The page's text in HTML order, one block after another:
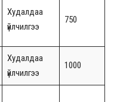
Худалдаа
үйлчилгээ
750
Худалдаа
үйлчилгээ
1000